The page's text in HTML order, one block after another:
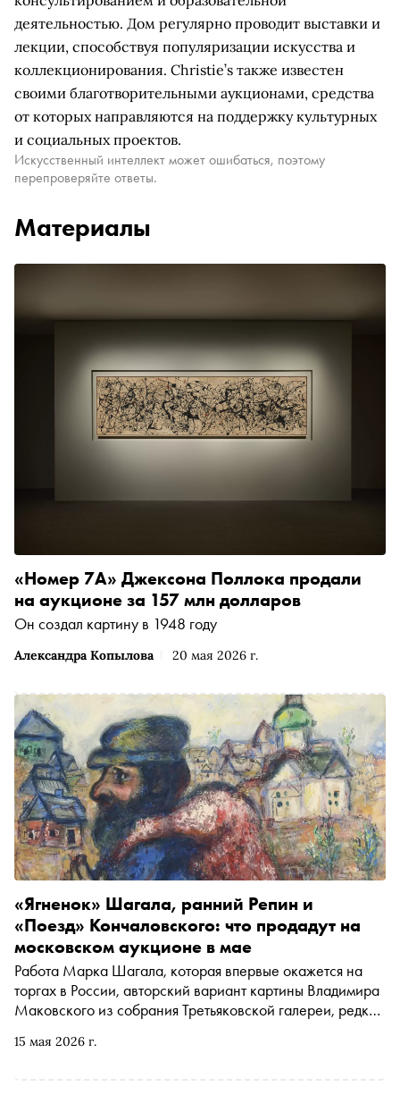
деятельностью. Дом регулярно проводит выставки и
лекции, способствуя популяризации искусства и
коллекционирования. Christie’s также известен
своими благотворительными аукционами, средства
от которых направляются на поддержку культурных
и социальных проектов.
Искусственный интеллект может ошибаться, поэтому
перепроверяйте ответы.
Материалы
Александра Копылова 20 мая 2026 г.
«Номер 7А» Джексона Поллока продали
на аукционе за 157 млн долларов
Он создал картину в 1948 году
15 мая 2026 г.
«Ягненок» Шагала, ранний Репин и
«Поезд» Кончаловского: что продадут на
московском аукционе в мае
Работа Марка Шагала, которая впервые окажется на
торгах в России, авторский вариант картины Владимира
Маковского из собрания Третьяковской галереи, редкие
Исаака Левитана — 24 мая Московский аукционный